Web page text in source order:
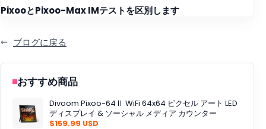
PixooとPixoo-Max IMテストを区別します
ブログに戻る
おすすめ商品
Divoom Pixoo-64Ⅱ WiFi 64x64 ピクセル アート LED
ディスプレイ & ソーシャル メディア カウンター
$159.99 USD